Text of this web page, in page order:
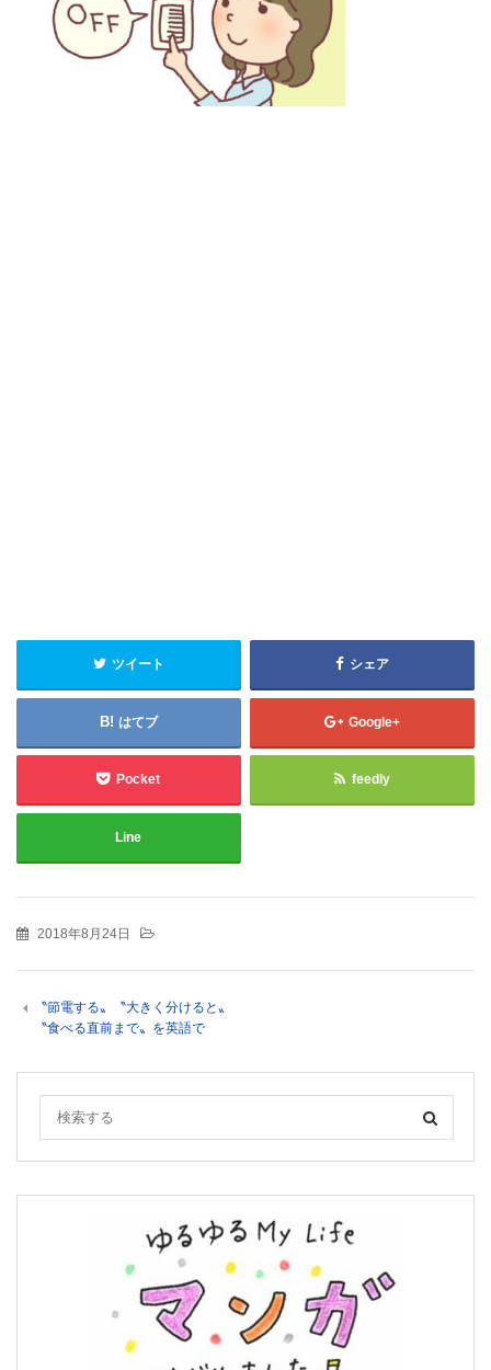
ツイート シェア
はてブ Google+
Pocket feedly
Line
2018年8月24日
〝節電する〟〝大きく分けると〟
〝食べる直前まで〟を英語で